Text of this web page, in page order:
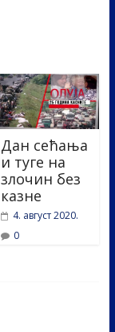
Дан сећања
и туге на
злочин без
казне
4. август 2020.
0